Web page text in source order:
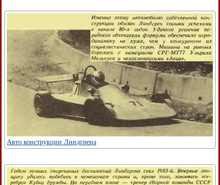
Авто конструкции Линдгрена